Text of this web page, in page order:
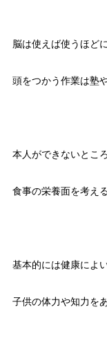
脳は使えば使うほど
頭をつかう作業は塾
本人ができないとこ
食事の栄養面を考え
基本的には健康によ
子供の体力や知力を